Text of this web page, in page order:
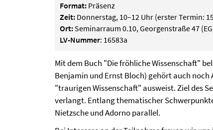
Format: Präsenz
Zeit: Donnerstag, 10–12 Uhr (erster Termin:
Ort:Seminarraum 0.10, Georgenstraße 47
LV-Nummer: 16583a
Mit dem Buch "Die fröhliche Wissenschaft"
Benjamin und Ernst Bloch) gehört auch noch
"traurigen Wissenschaft" ausweist. Ziel des
verlangt. Entlang thematischer
Nietzsche und Adorno parallel.